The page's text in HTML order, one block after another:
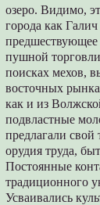
озеро. Видимо,
города как
предшествующее
пушной
поисках мехов,
восточных
как и из
подвластные
предлагали свой
орудия труда,
Постоянные
традиционного
Усваивались